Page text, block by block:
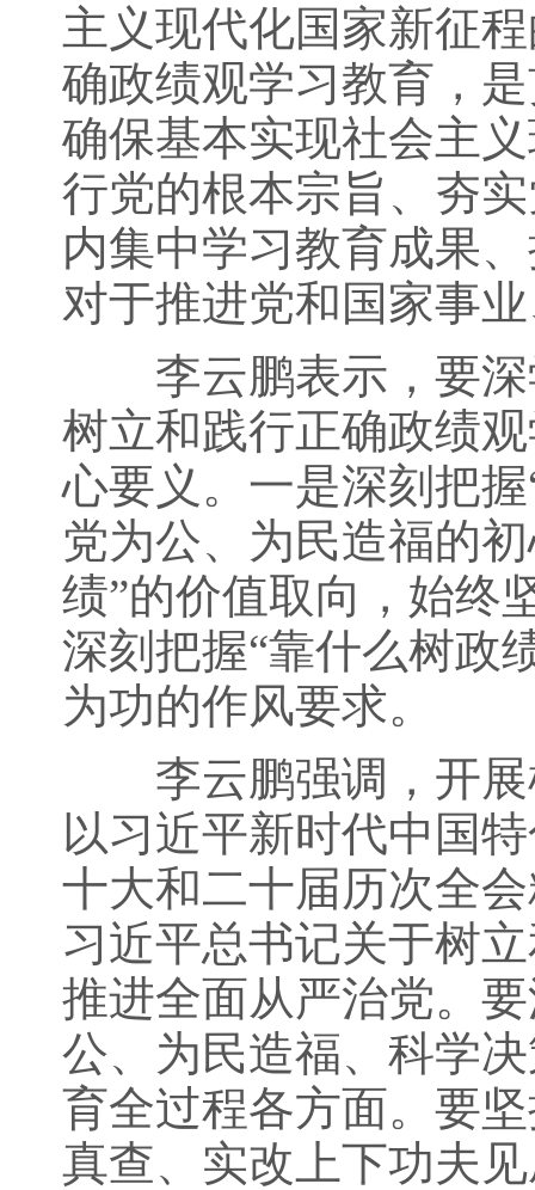
主义现代化国家新征
确政绩观学习教育，
确保基本实现社会主
行党的根本宗旨、夯
内集中学习教育成果
对于推进党和国家事
李云鹏表示，要深
树立和践行正确政绩
心要义。一是深刻把
党为公、为民造福的
绩”的价值取向，始终
深刻把握“靠什么树政
为功的作风要求。
李云鹏强调，开展
以习近平新时代中国
十大和二十届历次全
习近平总书记关于树
推进全面从严治党。
公、为民造福、科学
育全过程各方面。要
真查、实改上下功夫